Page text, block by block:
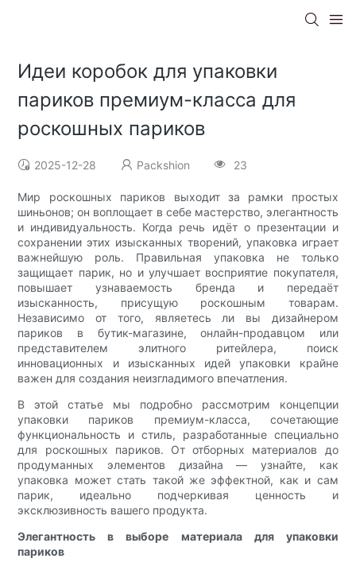
Идеи коробок для упаковки
париков премиум-класса для
роскошных париков
2025-12-28 Packshion 23
Мир роскошных париков выходит за рамки простых
шиньонов; он воплощает в себе мастерство, элегантность
и индивидуальность. Когда речь идёт о презентации и
сохранении этих изысканных творений, упаковка играет
важнейшую роль. Правильная упаковка не только
защищает парик, но и улучшает восприятие покупателя,
повышает узнаваемость бренда и передаёт
изысканность, присущую роскошным товарам.
Независимо от того, являетесь ли вы дизайнером
париков в бутик-магазине, онлайн-продавцом или
представителем элитного ритейлера, поиск
инновационных и изысканных идей упаковки крайне
важен для создания неизгладимого впечатления.
В этой статье мы подробно рассмотрим концепции
упаковки париков премиум-класса, сочетающие
функциональность и стиль, разработанные специально
для роскошных париков. От отборных материалов до
продуманных элементов дизайна — узнайте, как
упаковка может стать такой же эффектной, как и сам
парик, идеально подчеркивая ценность и
эксклюзивность вашего продукта.
Элегантность в выборе материала для упаковки
париков